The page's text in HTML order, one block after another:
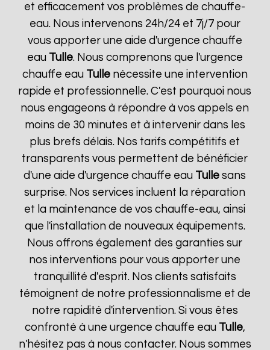
et efficacement vos problèmes de chauffe-
eau. Nous intervenons 24h/24 et 7j/7 pour
vous apporter une aide d'urgence chauffe
eau Tulle. Nous comprenons que l'urgence
chauffe eau Tullenécessite une intervention
rapide et professionnelle. C'est pourquoi nous
nous engageons à répondre à vos appels en
moins de 30 minutes et à intervenir dans les
plus brefs délais. Nos tarifs compétitifs et
transparents vous permettent de bénéficier
d'une aide d'urgence chauffe eau Tulle sans
surprise. Nos services incluent la réparation
et la maintenance de vos chauffe-eau, ainsi
que l'installation de nouveaux équipements.
Nous offrons également des garanties sur
nos interventions pour vous apporter une
tranquillité d'esprit. Nos clients satisfaits
témoignent de notre professionnalisme et de
notre rapidité d'intervention. Si vous êtes
confronté à une urgence chauffe eau Tulle,
n'hésitez pas à nous contacter. Nous sommes